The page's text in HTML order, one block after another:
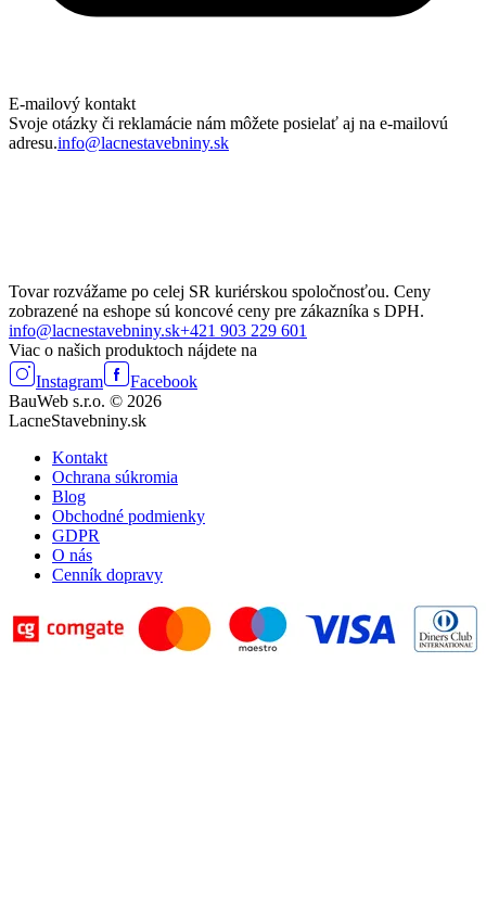
E-mailový kontakt
Svoje otázky či reklamácie nám môžete posielať aj na e-mailovú
adresu.info@lacnestavebniny.sk
Tovar rozvážame po celej SR kuriérskou spoločnosťou. Ceny
zobrazené na eshope sú koncové ceny pre zákazníka s DPH.
info@lacnestavebniny.sk+421 903 229 601
Viac o našich produktoch nájdete na
Instagram
Facebook
BauWeb s.r.o. © 2026
LacneStavebniny.sk
Kontakt
Ochrana súkromia
Blog
Obchodné podmienky
GDPR
O nás
Cenník dopravy